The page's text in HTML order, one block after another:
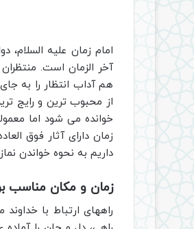
امام زمان علیه
آخر الزمان است.
هم آداب انتظار را به
از محبوب ترین و رایج
خوانده می شود اما
زمان دارای آثار فوق
داریم به نحوه خواندن
زمان و مکان مناسب
راههای ارتباط با